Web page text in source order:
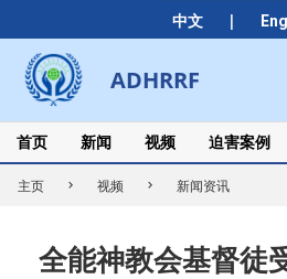
中文 |
to
content
ADHRRF
Secondary
Navigation
Menu
首页 新闻 视频 迫害案例
主页 视频 新闻资讯
全能神教会基督徒